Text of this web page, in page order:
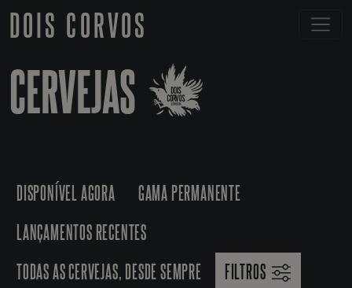
DOIS CORVOS
CERVEJAS
DISPONÍVEL AGORA
GAMA PERMANENTE
LANÇAMENTOS RECENTES
TODAS AS CERVEJAS, DESDE SEMPRE
FILTROS